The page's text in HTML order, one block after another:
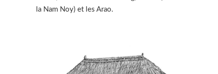
la Nam Noy) et les Arao.